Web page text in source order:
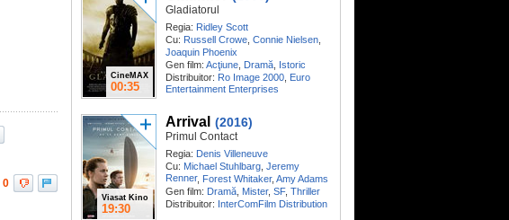
0
CineMAX
00:35
Gladiatorul
Regia: Ridley Scott
Cu: Russell Crowe Connie Nielsen
Joaquin Phoenix
Gen film: Acţiune Dramă Istoric
Distribuitor: Ro Image 2000 Euro
Entertainment Enterprises
Viasat Kino
19:30
Arrival (2016)
Primul Contact
Regia: Denis Villeneuve
Cu: Michael Stuhlbarg Jeremy
Renner, Forest Whitaker, Amy Adams
Gen film: Dramă Mister, SF, Thriller
Distribuitor: InterComFilm Distribution